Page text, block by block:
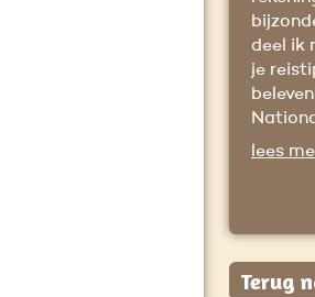
deel ik
je
lees
Terug